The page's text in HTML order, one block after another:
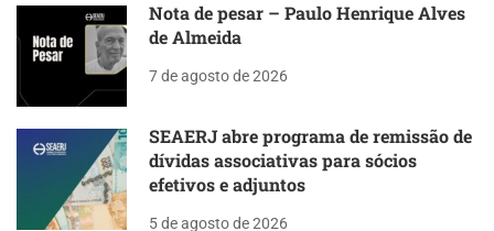
Nota de pesar – Paulo Henrique Alves
de Almeida
7 de agosto de 2026
SEAERJ abre programa de remissão de
dívidas associativas para sócios
efetivos e adjuntos
5 de agosto de 2026